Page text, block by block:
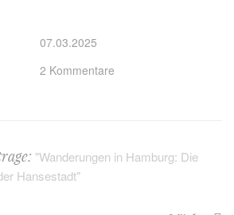
07.03.2025
2 Kommentare
"Wanderungen in Hamburg: Die
Hansestadt"